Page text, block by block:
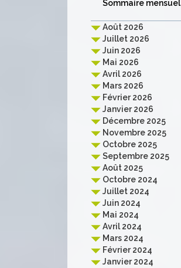
Sommaire mensuel
Août 2026
Juillet 2026
Juin 2026
Mai 2026
Avril 2026
Mars 2026
Février 2026
Janvier 2026
Décembre 2025
Novembre 2025
Octobre 2025
Septembre 2025
Août 2025
Octobre 2024
Juillet 2024
Juin 2024
Mai 2024
Avril 2024
Mars 2024
Février 2024
Janvier 2024